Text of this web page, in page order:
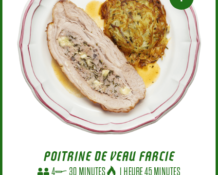
POITRINE DE VEAU FARCIE
4 30 MINUTES 1 HEURE 45 MINUTES